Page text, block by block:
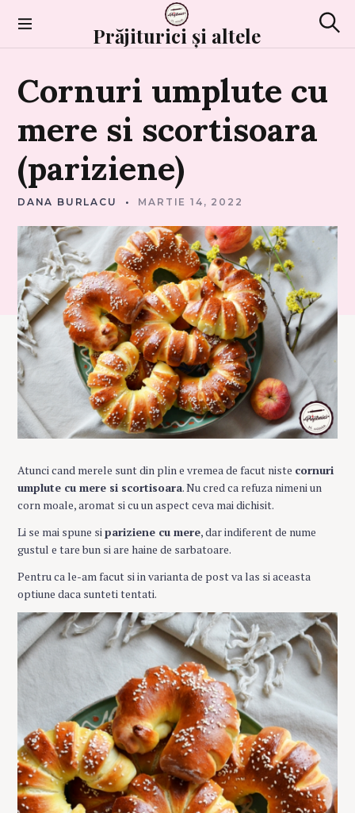
Prăjiturici și altele
L
C
T
E
Cornuri umplute cu
mere si scortisoara
(pariziene)
DANA BURLACU MARTIE 14, 2022
Atunci cand merele sunt din plin e vremea de facut niste cornuri
umplute cu mere si scortisoara. Nu cred ca refuza nimeni un
corn moale, aromat si cu un aspect ceva mai dichisit.
Li se mai spune si pariziene cu mere, dar indiferent de nume
gustul e tare bun si are haine de sarbatoare.
Pentru ca le-am facut si in varianta de post va las si aceasta
optiune daca sunteti tentati.